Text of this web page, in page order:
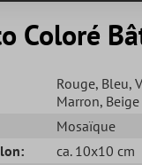
Coloré
Rouge, Bleu,
Marron, Beige
Mosaïque
ca. 10x10 cm